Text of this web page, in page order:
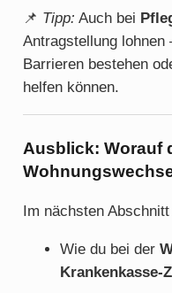
📌 Tipp: Auch bei
Antragstellung lohnen
Barrieren bestehen
helfen können.
Ausblick: Worauf
Im nächsten
Wie du bei der
Krankenkasse-